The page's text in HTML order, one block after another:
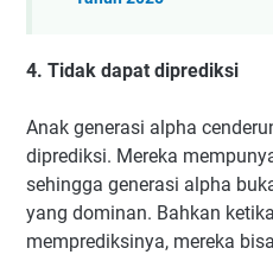
4. Tidak dapat diprediksi
Anak generasi alpha
diprediksi. Mereka
sehingga generasi alpha
yang dominan. Bahkan
memprediksinya, mereka